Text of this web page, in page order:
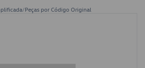
/Peças por Código Original